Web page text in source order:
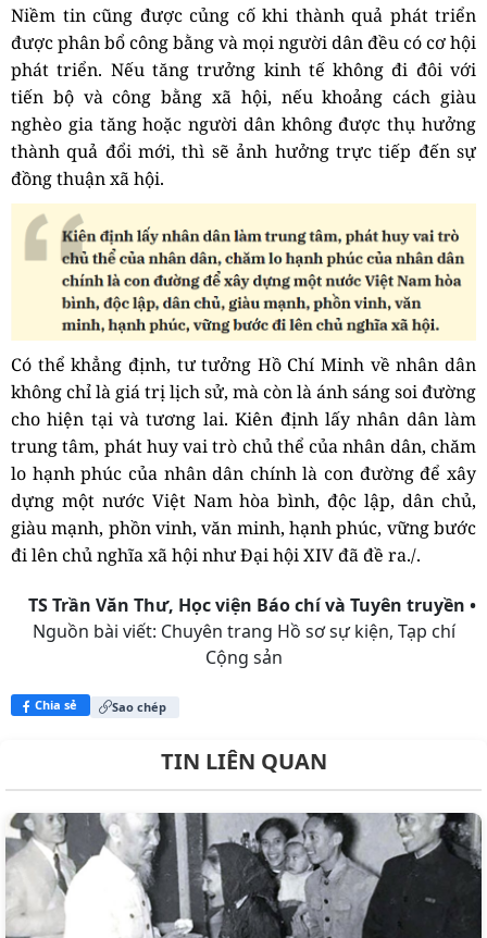
Niềm tin cũng được củng cố khi thành quả phát triển
được phân bổ công bằng và mọi người dân đều có cơ hội
phát triển. Nếu tăng trưởng kinh tế không đi đôi với
tiến bộ và công bằng xã hội, nếu khoảng cách giàu
nghèo gia tăng hoặc người dân không được thụ hưởng
thành quả đổi mới, thì sẽ ảnh hưởng trực tiếp đến sự
đồng thuận xã hội.
Có thể khẳng định, tư tưởng Hồ Chí Minh về nhân dân
không chỉ là giá trị lịch sử, mà còn là ánh sáng soi đường
cho hiện tại và tương lai. Kiên định lấy nhân dân làm
trung tâm, phát huy vai trò chủ thể của nhân dân, chăm
lo hạnh phúc của nhân dân chính là con đường để xây
dựng một nước Việt Nam hòa bình, độc lập, dân chủ,
giàu mạnh, phồn vinh, văn minh, hạnh phúc, vững bước
đi lên chủ nghĩa xã hội như Đại hội XIV đã đề ra./.
TS Trần Văn Thư, Học viện Báo chí và Tuyên truyền •
Nguồn bài viết: Chuyên trang Hồ sơ sự kiện, Tạp chí
Cộng sản
Chia sẻ Sao chép
TIN LIÊN QUAN